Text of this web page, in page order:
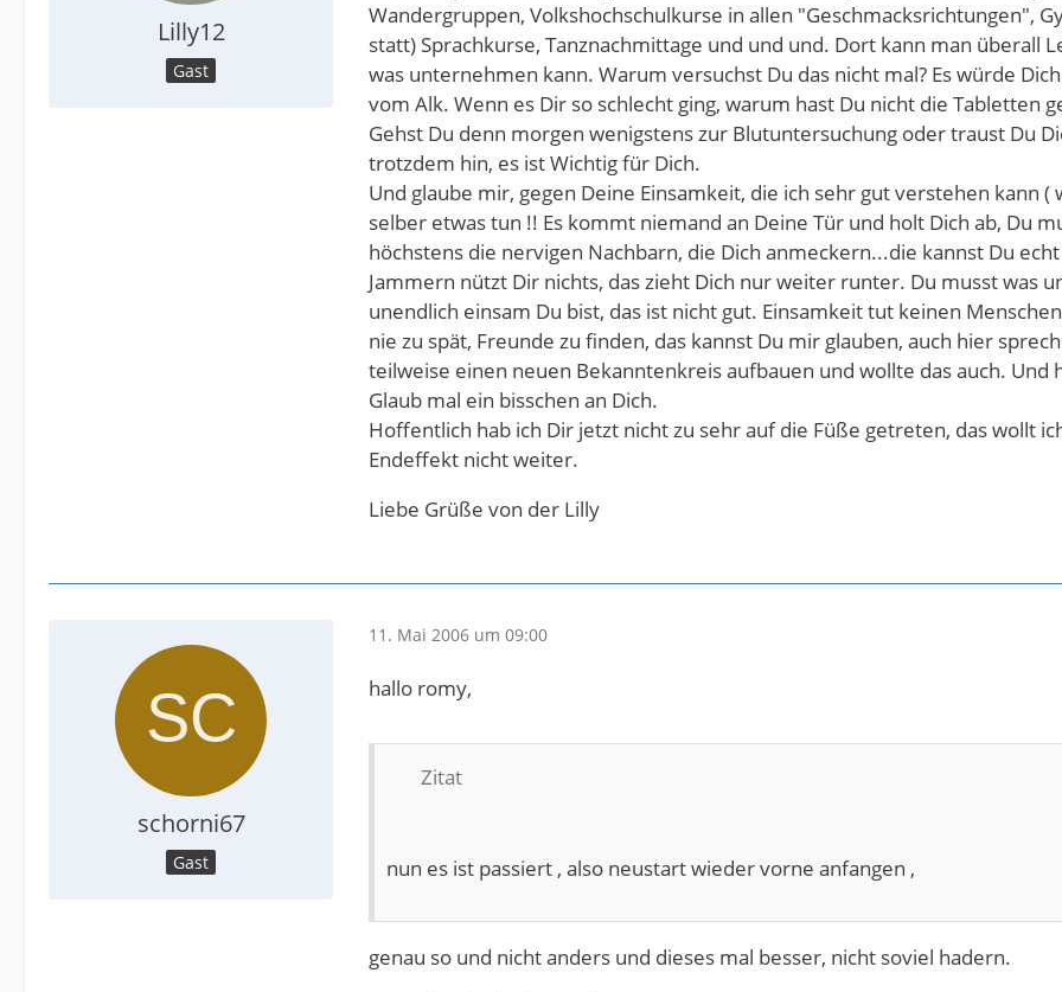
Lilly12
Gast
Wandergruppen, Volkshochschulkurse in allen "Geschmacksrichtungen",
statt) Sprachkurse, Tanznachmittage und und und. Dort kann man überall
was unternehmen kann. Warum versuchst Du das nicht mal? Es würde
vom Alk. Wenn es Dir so schlecht ging, warum hast Du nicht die Tabletten
Gehst Du denn morgen wenigstens zur Blutuntersuchung oder traust Du
trotzdem hin, es ist Wichtig für Dich.
Und glaube mir, gegen Deine Einsamkeit, die ich sehr gut verstehen kann (
selber etwas tun !! Es kommt niemand an Deine Tür und holt Dich ab, Du
höchstens die nervigen Nachbarn, die Dich anmeckern...die kannst Du
Jammern nützt Dir nichts, das zieht Dich nur weiter runter. Du musst was
unendlich einsam Du bist, das ist nicht gut. Einsamkeit tut keinen
nie zu spät, Freunde zu finden, das kannst Du mir glauben, auch hier
teilweise einen neuen Bekanntenkreis aufbauen und wollte das auch. Und
Glaub mal ein bisschen an Dich.
Hoffentlich hab ich Dir jetzt nicht zu sehr auf die Füße getreten, das wollt
Endeffekt nicht weiter.
Liebe Grüße von der Lilly
schorni67
Gast
11. Mai 2006 um 09:00
hallo romy,
Zitat
nun es ist passiert , also neustart wieder vorne anfangen ,
genau so und nicht anders und dieses mal besser, nicht soviel hadern.